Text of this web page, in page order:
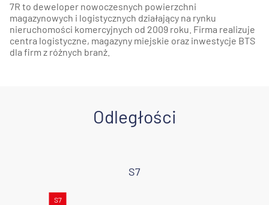
7R to deweloper nowoczesnych powierzchni
magazynowych i logistycznych działający na rynku
nieruchomości komercyjnych od 2009 roku. Firma realizuje
centra logistyczne, magazyny miejskie oraz inwestycje BTS
dla firm z różnych branż.
Odległości
S7